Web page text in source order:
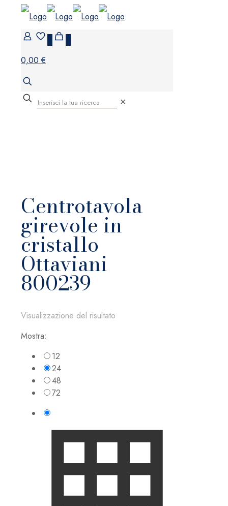
0,00 €
✕
Centrotavola
girevole in
cristallo
Ottaviani
800239
Visualizzazione del risultato
Mostra:
12
24
48
72